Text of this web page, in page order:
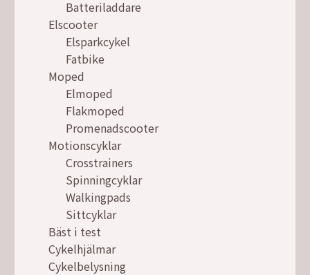
Batteriladdare
Elscooter
Elsparkcykel
Fatbike
Moped
Elmoped
Flakmoped
Promenadscooter
Motionscyklar
Crosstrainers
Spinningcyklar
Walkingpads
Sittcyklar
Bäst i test
Cykelhjälmar
Cykelbelysning